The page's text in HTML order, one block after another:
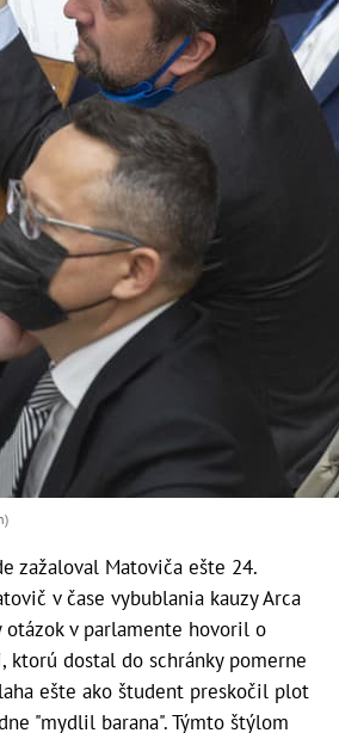
zažaloval Matoviča ešte 24.
v čase vybublania kauzy Arca
otázok v parlamente hovoril o
dostal do schránky pomerne
ešte ako študent preskočil plot
"mydlil barana". Týmto štýlom